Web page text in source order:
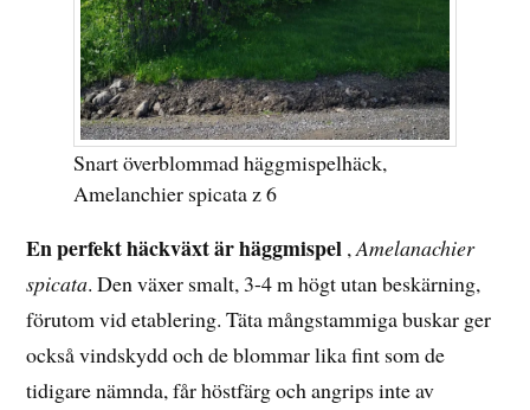
Snart överblommad häggmispelhäck,
Amelanchier spicata z 6
En perfekt häckväxt är häggmispel ,Amelanachier
spicata. Den växer smalt, 3-4 m högt utan beskärning,
förutom vid etablering. Täta mångstammiga buskar ger
också vindskydd och de blommar lika fint som de
tidigare nämnda, får höstfärg och angrips inte av